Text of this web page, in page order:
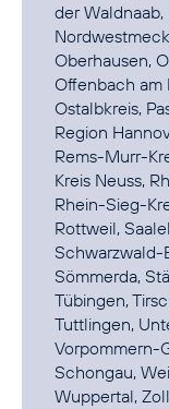
der
Oberhausen,
Offenbach am
Ostalbkreis,
Region
Rems-Murr-
Kreis Neuss,
Rhein-Sieg-
Rottweil,
Schwarzwald-
Sömmerda,
Tübingen,
Tuttlingen,
Vorpommern-
Schongau,
Wuppertal,